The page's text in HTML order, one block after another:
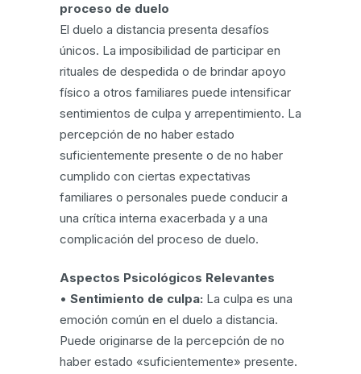
proceso de duelo
El duelo a distancia presenta desafíos
únicos. La imposibilidad de participar en
rituales de despedida o de brindar apoyo
físico a otros familiares puede intensificar
sentimientos de culpa y arrepentimiento. La
percepción de no haber estado
suficientemente presente o de no haber
cumplido con ciertas expectativas
familiares o personales puede conducir a
una crítica interna exacerbada y a una
complicación del proceso de duelo.
Aspectos Psicológicos Relevantes
• Sentimiento de culpa: La culpa es una
emoción común en el duelo a distancia.
Puede originarse de la percepción de no
haber estado «suficientemente» presente.